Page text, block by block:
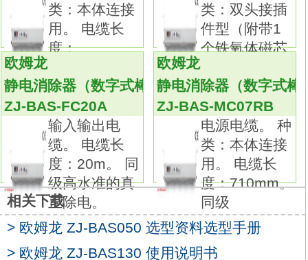
断路容量达15A，且精度高。
备有微动开关的基本型，根据用途不同，
还有基本型、分割接触型、维持接触型等丰富
品种。
标准型中还有微小负载用系列。
备有保护端子部位的安全，
且具有防滴功能的防滴端子保护盖和塑封端子
型。传感器控制器。
电源电压：DC24V。
控制输出：PNP输出。分类：防滴型，标准
型。
接点间隔：G (0.5mm)。
防滴端子保护盖：无。
类：本体连接
用。 电缆长
度：
类：双头接插
件型（附带1
个铁氧体磁芯
欧姆龙
静电消除器（数字式棒条型）
ZJ-BAS-FC20A
输入输出电
缆。 电缆长
度：20m。 同
级高水准的真
正除电。
欧姆龙
静电消除器（数字式棒
ZJ-BAS-MC07RB
电源电缆。 种
类：本体连接
用。 电缆长
度：710mm。
同级
相关下载
> 欧姆龙 ZJ-BAS050 选型资料选型手册
> 欧姆龙 ZJ-BAS130 使用说明书